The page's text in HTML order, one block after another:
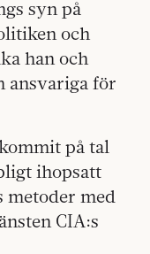
syn på
och
han och
ansvariga för
på tal
ihopsatt
metoder med
CIA:s